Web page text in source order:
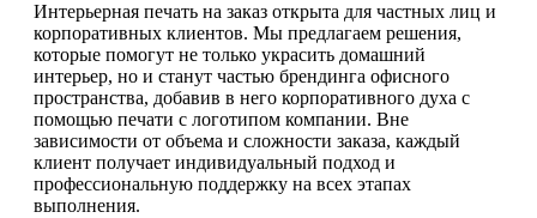
Интерьерная печать на заказ открыта для частных лиц и
корпоративных клиентов. Мы предлагаем решения,
которые помогут не только украсить домашний
интерьер, но и станут частью брендинга офисного
пространства, добавив в него корпоративного духа с
помощью печати с логотипом компании. Вне
зависимости от объема и сложности заказа, каждый
клиент получает индивидуальный подход и
профессиональную поддержку на всех этапах
выполнения.